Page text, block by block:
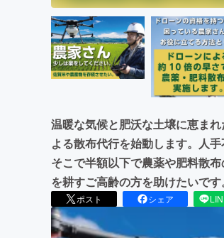
温暖な気候と肥沃な土壌に恵ま
よる散布代行を始動します。人
そこで半額以下で農薬や肥料散
を耕すご高齢の方を助けたいです
ポスト シェア